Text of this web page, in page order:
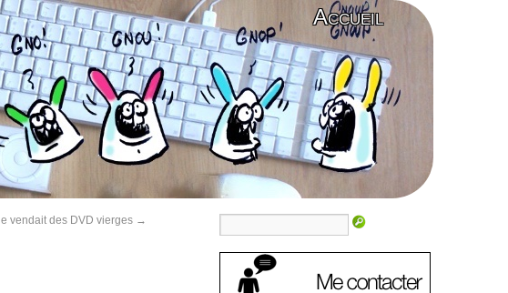
Accueil
vendait des DVD vierges →